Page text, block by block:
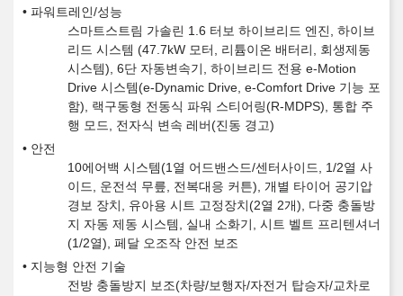
파워트레인/성능
스마트스트림 가솔린 1.6 터보 하이브리드 엔진, 하이브
리드 시스템 (47.7kW 모터, 리튬이온 배터리, 회생제동
시스템), 6단 자동변속기, 하이브리드 전용 e-Motion
Drive 시스템(e-Dynamic Drive, e-Comfort Drive 기능 포
함), 랙구동형 전동식 파워 스티어링(R-MDPS), 통합 주
행 모드, 전자식 변속 레버(진동 경고)
안전
10에어백 시스템(1열 어드밴스드/센터사이드, 1/2열 사
이드, 운전석 무릎, 전복대응 커튼), 개별 타이어 공기압
경보 장치, 유아용 시트 고정장치(2열 2개), 다중 충돌방
지 자동 제동 시스템, 실내 소화기, 시트 벨트 프리텐셔너
(1/2열), 페달 오조작 안전 보조
지능형 안전 기술
전방 충돌방지 보조(차량/보행자/자전거 탑승자/교차로